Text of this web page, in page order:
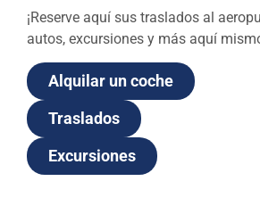
¡Reserve aquí sus traslados al
autos, excursiones y más aquí
Alquilar un coche
Traslados
Excursiones